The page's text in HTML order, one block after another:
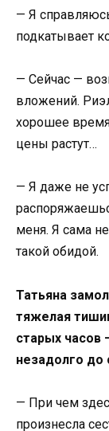
— Я
подкатывает
— Сейчас —
вложений.
хорошее
цены растут…
— Я даже не
меня. Я сама
такой обидой.
Татьяна
тяжелая
старых часов
незадолго до
— При чем
произнесла